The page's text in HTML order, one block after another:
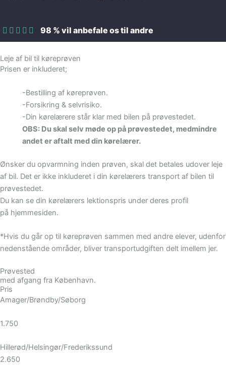
98 % vil anbefale os til andre
Leje af bil til køreprøven
Prisen er inkluderet;
-Bestilling af køreprøven.
-Forsikring & selvrisiko.
-Din kørelærere står klar med bilen på prøvestedet.
OBS: Du skal selv møde op på prøvestedet, medmindre
andet er aftalt med din kørelærer.
Ønsker du opvarmning inden prøven, skal det betales udover leje
af bil. Det er ikke inkluderet i din kørelærers transport af bilen til
prøvestedet.
Du kan se din kørelærers lektionspris under deres profil
på hjemmesiden.
*Hvis du går op til køreprøven sammen med andre elever, udenfor
nedenstående områder, bliver transportudgiften delt imellem jer.
Prøvested
med afgang fra København.
Pris
Amager/Brøndby/Søborg
1.750
Hillerød/Helsingør/Frederikssund
2.650